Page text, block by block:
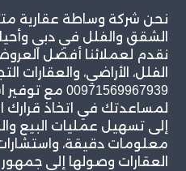
نحن شركة وساطة عقارية
الشقق والفلل في دبي
نقدم لعملائنا أفضل
الفلل، الأراضي، والعقارات
لمساعدتك في اتخاذ قرارك
إلى تسهيل عمليات البيع
معلومات دقيقة،
العقارات وصولها إلى